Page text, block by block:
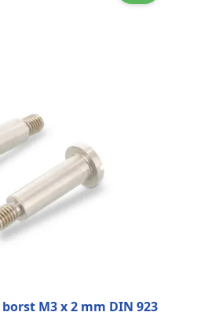
M3 x 2 mm DIN 923